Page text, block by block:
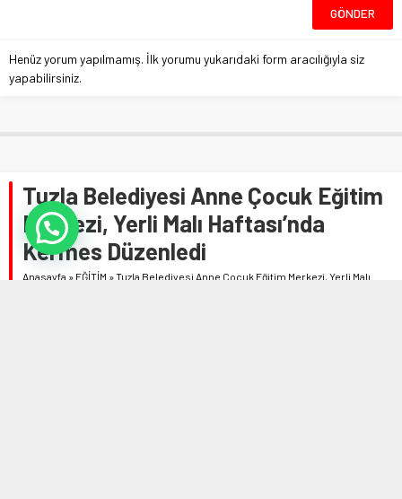
Henüz yorum yapılmamış. İlk yorumu yukarıdaki form aracılığıyla siz
yapabilirsiniz.
Tuzla Belediyesi Anne Çocuk Eğitim
Merkezi, Yerli Malı Haftası’nda
Kermes Düzenledi
Anasayfa » EĞİTİM »Tuzla Belediyesi Anne Çocuk Eğitim Merkezi, Yerli Malı